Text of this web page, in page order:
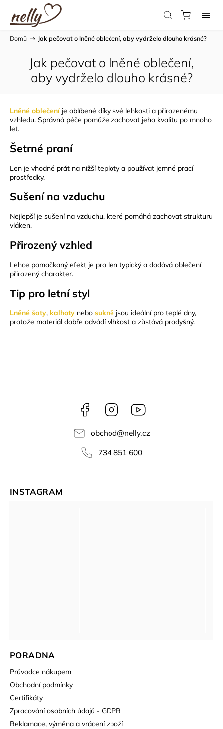
Domů / Jak pečovat o lněné oblečení, aby vydrželo dlouho krásné?
Jak pečovat o lněné oblečení,
aby vydrželo dlouho krásné?
Lněné oblečeníje oblíbené díky své lehkosti a přirozenému
vzhledu. Správná péče pomůže zachovat jeho kvalitu po mnoho
let.
Šetrné praní
Len je vhodné prát na nižší teploty a používat jemné prací
prostředky.
Sušení na vzduchu
Nejlepší je sušení na vzduchu, které pomáhá zachovat strukturu
vláken.
Přirozený vzhled
Lehce pomačkaný efekt je pro len typický a dodává oblečení
přirozený charakter.
Tip pro letní styl
Lněné šaty, kalhoty nebo sukně jsou ideální pro teplé dny,
protože materiál dobře odvádí vlhkost a zůstává prodyšný.
Facebook Instagram
obchod@nelly.cz
734 851 600
PORADNA
Průvodce nákupem
Obchodní podmínky
Certifikáty
Zpracování osobních údajů - GDPR
Reklamace, výměna a vrácení zboží
INSTAGRAM